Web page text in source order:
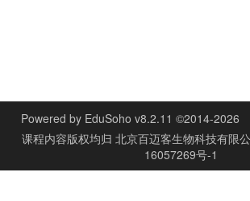
Powered by EduSoho v8.2.11 ©2014-2026
课程内容版权均归 北京百迈客生物科技有限
16057269号-1